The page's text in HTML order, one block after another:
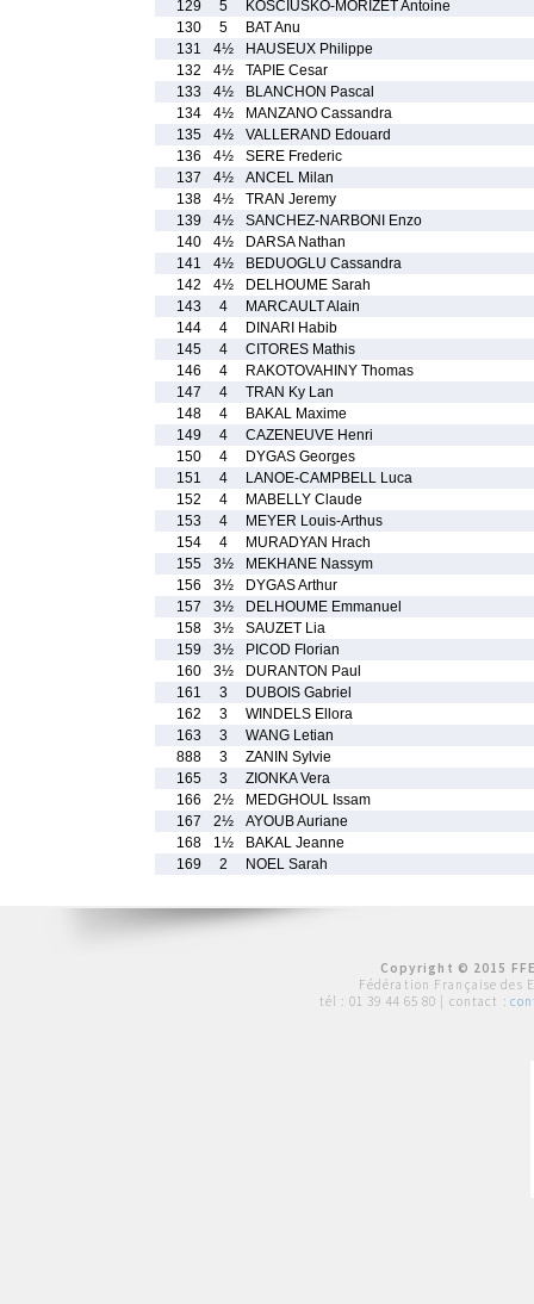
129 5
KOSCIUSKO-MORIZET Antoine
130
5
BAT Anu
131
4½
HAUSEUX Philippe
132
4½
TAPIE Cesar
133
4½
BLANCHON Pascal
134
4½
MANZANO Cassandra
135
4½
VALLERAND Edouard
136
4½
SERE Frederic
137
4½
ANCEL Milan
138
4½
TRAN Jeremy
139
4½
SANCHEZ-NARBONI Enzo
140
4½
DARSA Nathan
141
4½
BEDUOGLU Cassandra
142
4½
DELHOUME Sarah
143
4
MARCAULT Alain
144
4
DINARI Habib
145
4
CITORES Mathis
146
4
RAKOTOVAHINY Thomas
147
4
TRAN Ky Lan
148
4
BAKAL Maxime
149
4
CAZENEUVE Henri
150
4
DYGAS Georges
151
4
LANOE-CAMPBELL Luca
152
4
MABELLY Claude
153
4
MEYER Louis-Arthus
154
4
MURADYAN Hrach
155
3½
MEKHANE Nassym
156
3½
DYGAS Arthur
157
3½
DELHOUME Emmanuel
158
3½
SAUZET Lia
159
3½
PICOD Florian
160
3½
DURANTON Paul
161
3
DUBOIS Gabriel
162
3
WINDELS Ellora
163
3
WANG Letian
888
3
ZANIN Sylvie
165
3
ZIONKA Vera
166
2½
MEDGHOUL Issam
167
2½
AYOUB Auriane
168
1½
BAKAL Jeanne
169
2 NOEL Sarah
Copyright © 2015
Fédération Française des
tél : 01 39 44 65 80 | contact :